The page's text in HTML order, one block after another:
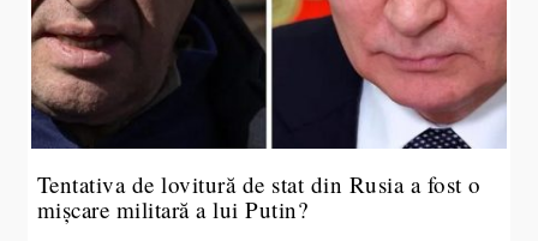
Tentativa de lovitură de stat din Rusia a fost o
mișcare militară a lui Putin?